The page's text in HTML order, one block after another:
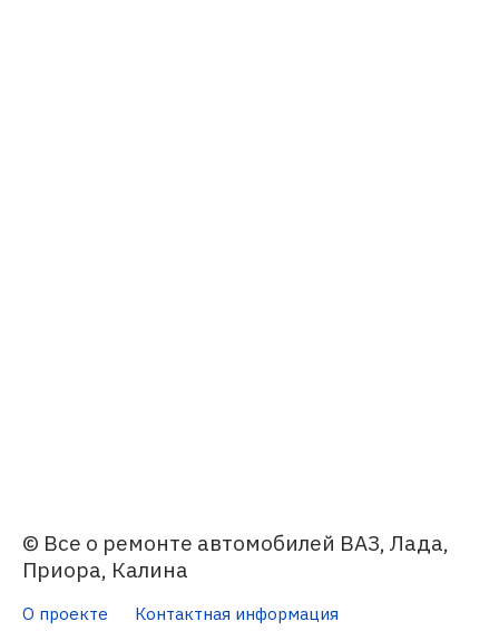
© Все о ремонте автомобилей ВАЗ, Лада,
Приора, Калина
О проекте Контактная информация